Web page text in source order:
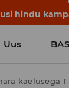
hindu
Uus
kaelusega